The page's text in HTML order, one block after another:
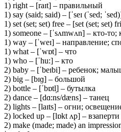
1) right – [raɪt] – правильный
1) say (said; said) – [ˈseɪ (ˈsed;
1) set (set; set) free – [set (set; set)
1) someone – [ˈsʌmwʌn] – кто-то;
1) way – [ˈweɪ] – направление;
1) what – [ˈwɒt] – что
1) who – [ˈhu:] – кто
2) baby – [ˈbeɪbi] – ребенок;
2) big – [bɪɡ] – большой
2) bottle – [ˈbɒtl̩] – бутылка
2) dance – [dɑ:ns/dæns] – танец
2) lights – [laɪts] – огни;
2) locked up – [lɒkt ʌp] – взаперти
2) make (made; made) an